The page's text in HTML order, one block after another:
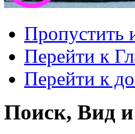
Пропустить
Перейти к
Перейти к
Поиск, Вид